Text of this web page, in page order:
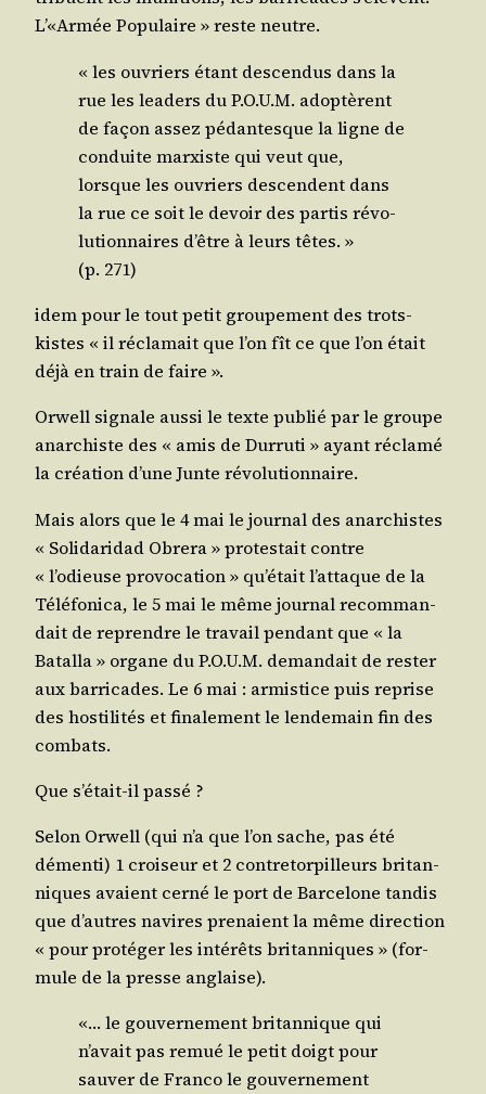
L’«Armée Popu­laire » reste neutre.
« les ouvriers étant des­cen­dus dans la
rue les lea­ders du P.O.U.M. ado­ptèrent
de façon assez pédan­tesque la ligne de
conduite mar­xiste qui veut que,
lorsque les ouvriers des­cendent dans
la rue ce soit le devoir des par­tis révo­
lu­tion­naires d’être à leurs têtes. »
(p. 271)
idem pour le tout petit grou­pe­ment des trots­
kistes « il récla­mait que l’on fît ce que l’on était
déjà en train de faire ».
Orwell signale aus­si le texte publié par le groupe
anar­chiste des « amis de Dur­ru­ti » ayant récla­mé
la créa­tion d’une Junte révolutionnaire.
Mais alors que le 4 mai le jour­nal des anar­chistes
« Soli­da­ri­dad Obre­ra » pro­tes­tait contre
« l’odieuse pro­vo­ca­tion » qu’était l’attaque de la
Télé­fo­ni­ca, le 5 mai le même jour­nal recom­man­
dait de reprendre le tra­vail pen­dant que « la
Batal­la » organe du P.O.U.M. deman­dait de res­ter
aux bar­ri­cades. Le 6 mai : armis­tice puis reprise
des hos­ti­li­tés et fina­le­ment le len­de­main fin des
combats.
Que s’était-il passé ?
Selon Orwell (qui n’a que l’on sache, pas été
démen­ti) 1 croi­seur et 2 contre­tor­pilleurs bri­tan­
niques avaient cer­né le port de Bar­ce­lone tan­dis
que d’autres navires pre­naient la même direc­tion
« pour pro­té­ger les inté­rêts bri­tan­niques » (for­
mule de la presse anglaise).
«… le gou­ver­ne­ment bri­tan­nique qui
n’avait pas remué le petit doigt pour
sau­ver de Fran­co le gou­ver­ne­ment